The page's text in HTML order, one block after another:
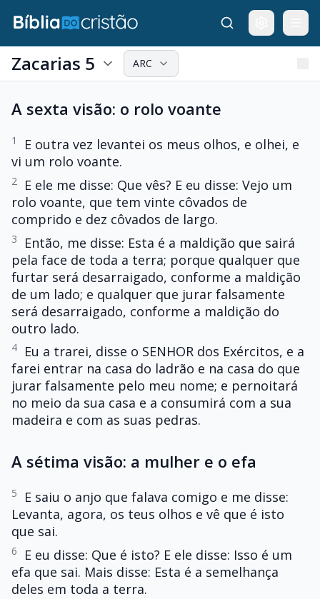
Zacarias 5 ARC
A sexta visão: o rolo voante
1
E outra vez levantei os meus olhos, e olhei, e
vi um rolo voante.
2
E ele me disse: Que vês? E eu disse: Vejo um
rolo voante, que tem vinte côvados de
comprido e dez côvados de largo.
3
Então, me disse: Esta é a maldição que sairá
pela face de toda a terra; porque qualquer que
furtar será desarraigado, conforme a maldição
de um lado; e qualquer que jurar falsamente
será desarraigado, conforme a maldição do
outro lado.
4
Eu a trarei, disse o SENHOR dos Exércitos, e a
farei entrar na casa do ladrão e na casa do que
jurar falsamente pelo meu nome; e pernoitará
no meio da sua casa e a consumirá com a sua
madeira e com as suas pedras.
A sétima visão: a mulher e o efa
5
E saiu o anjo que falava comigo e me disse:
Levanta, agora, os teus olhos e vê que é isto
que sai.
6
E eu disse: Que é isto? E ele disse: Isso é um
efa que sai. Mais disse: Esta é a semelhança
deles em toda a terra.